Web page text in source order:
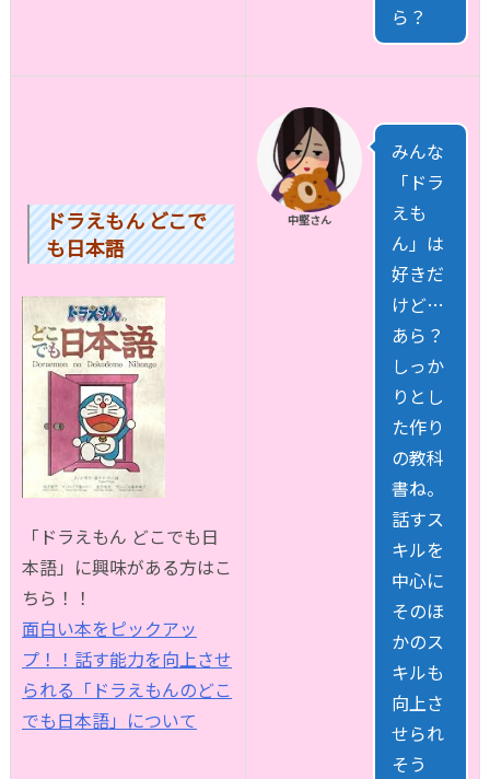
ら？
ドラえもん どこで
も日本語
「ドラえもん どこでも日
本語」に興味がある方はこ
ちら！！
面白い本をピックアッ
プ！！話す能力を向上させ
られる「ドラえもんのどこ
でも日本語」について
中堅さん
みんな
「ドラ
えも
ん」は
好きだ
けど…
あら？
しっか
りとし
た作り
の教科
書ね。
話すス
キルを
中心に
そのほ
かのス
キルも
向上さ
せられ
そう